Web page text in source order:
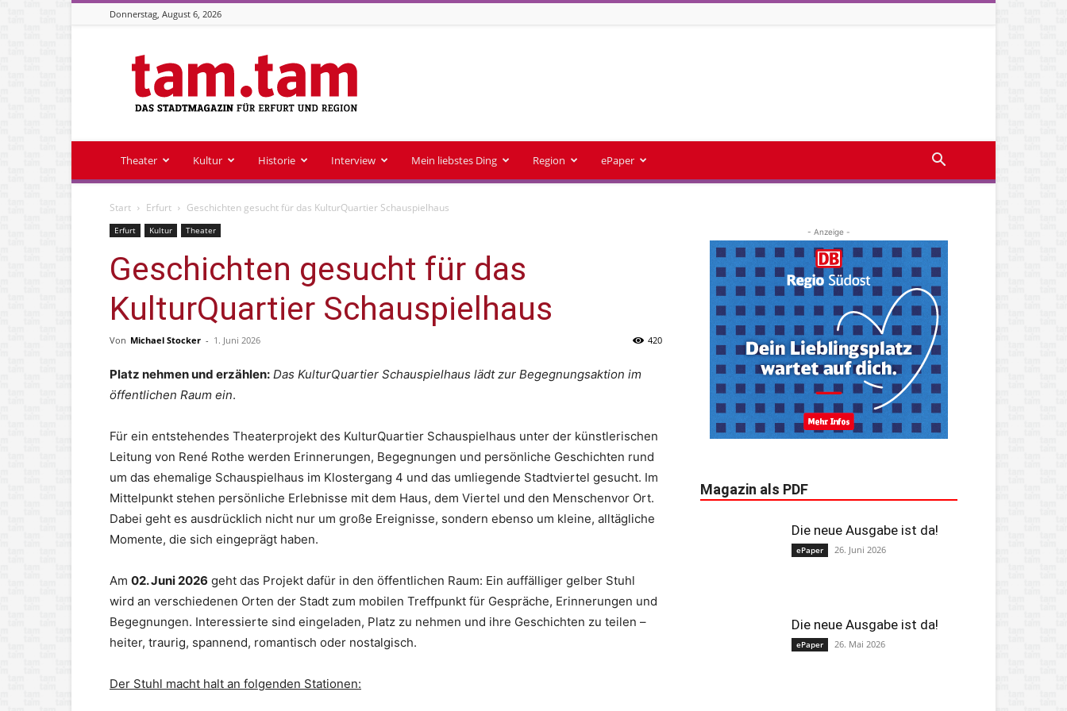
Donnerstag, August 6, 2026
Stadtmagazin
tam.tam
Theater Kultur Historie Interview Mein liebstes Ding Region ePaper
Start Erfurt Geschichten gesucht für das KulturQuartier Schauspielhaus
Erfurt Kultur Theater
Geschichten gesucht für das
KulturQuartier Schauspielhaus
Von Michael Stocker - 1. Juni 2026 420
Platz nehmen und erzählen: Das KulturQuartier Schauspielhaus lädt zur Begegnungsaktion im
öffentlichen Raum ein.
Für ein entstehendes Theaterprojekt des KulturQuartier Schauspielhaus unter der künstlerischen
Leitung von René Rothe werden Erinnerungen, Begegnungen und persönliche Geschichten rund
um das ehemalige Schauspielhaus im Klostergang 4 und das umliegende Stadtviertel gesucht. Im
Mittelpunkt stehen persönliche Erlebnisse mit dem Haus, dem Viertel und den Menschenvor Ort.
Dabei geht es ausdrücklich nicht nur um große Ereignisse, sondern ebenso um kleine, alltägliche
Momente, die sich eingeprägt haben.
Am 02. Juni 2026 geht das Projekt dafür in den öffentlichen Raum: Ein auffälliger gelber Stuhl
wird an verschiedenen Orten der Stadt zum mobilen Treffpunkt für Gespräche, Erinnerungen und
Begegnungen. Interessierte sind eingeladen, Platz zu nehmen und ihre Geschichten zu teilen –
heiter, traurig, spannend, romantisch oder nostalgisch.
Der Stuhl macht halt an folgenden Stationen:
- Anzeige -
Magazin als PDF
Die neue Ausgabe ist da!
ePaper 26. Juni 2026
Die neue Ausgabe ist da!
ePaper 26. Mai 2026